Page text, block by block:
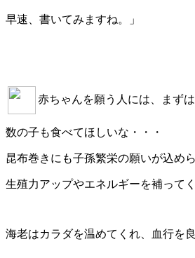
早速、書いてみますね。」
赤ちゃんを願う人には、まず
数の子も食べてほしいな・・・
昆布巻きにも子孫繁栄の願いが込め
生殖力アップやエネルギーを補って
海老はカラダを温めてくれ、血行を